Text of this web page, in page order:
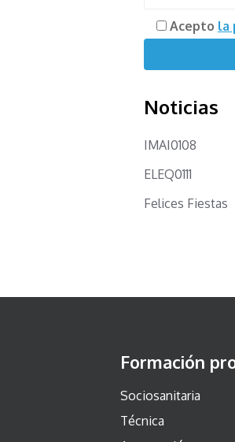
Acepto la
Noticias
IMAI0108
ELEQ0111
Felices Fiestas
Formación
Sociosanitaria
Técnica